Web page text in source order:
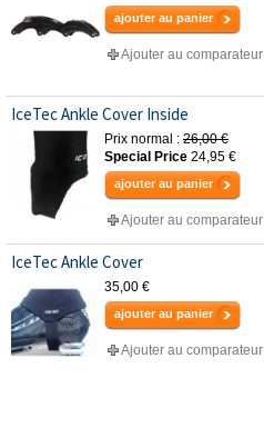
ajouter au panier
Ajouter au comparateur
IceTec Ankle Cover Inside
Prix normal : 26,00 €
Special Price 24,95 €
ajouter au panier
Ajouter au comparateur
IceTec Ankle Cover
35,00 €
ajouter au panier
Ajouter au comparateur